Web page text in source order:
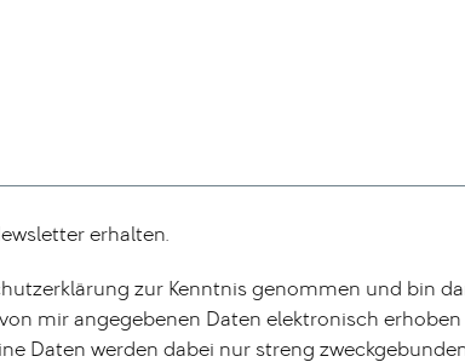
erhalten.
zur Kenntnis genommen und bin
mir angegebenen Daten elektronisch erhoben
Daten werden dabei nur streng